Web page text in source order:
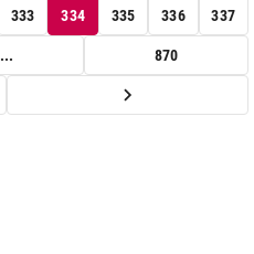
333 334 335 336 337
... 870